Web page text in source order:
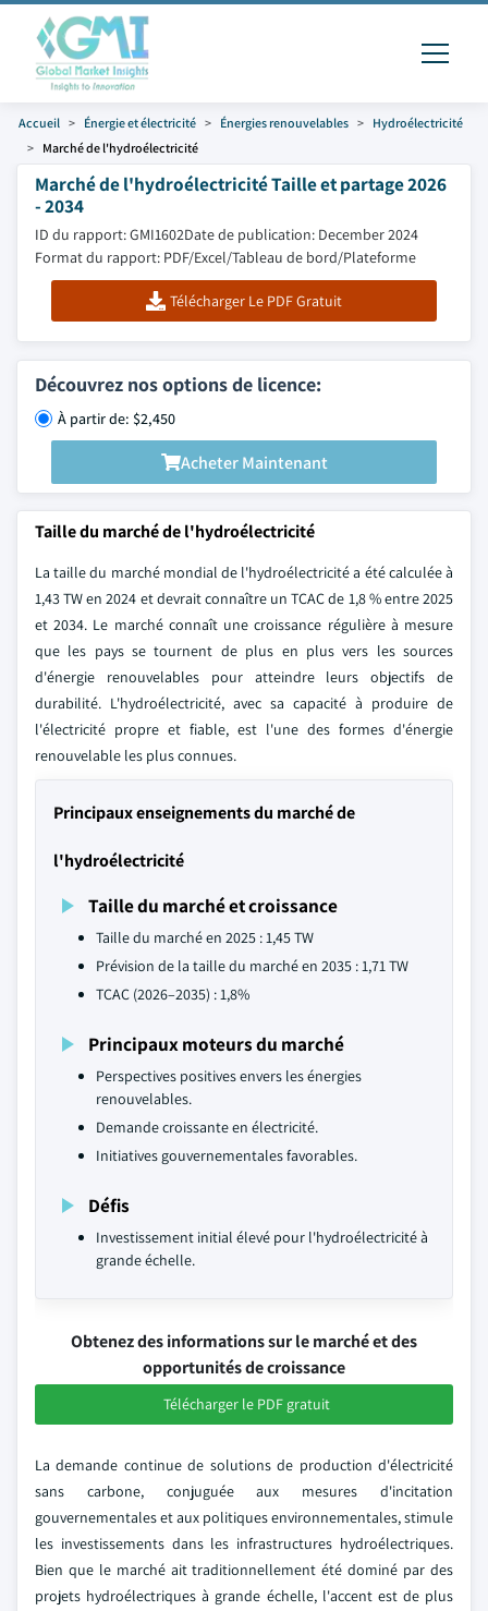
Accueil Énergie et électricité Énergies renouvelables
Hydroélectricité
Marché de l'hydroélectricité
Marché de l'hydroélectricité Taille et partage 2026
- 2034
ID du rapport: GMI1602Date de publication: December 2024
Format du rapport: PDF/Excel/Tableau de bord/Plateforme
Télécharger Le PDF Gratuit
Découvrez nos options de licence:
À partir de: $2,450
Acheter Maintenant
Taille du marché de l'hydroélectricité
La taille du marché mondial de l'hydroélectricité a été calculée à
1,43 TW en 2024 et devrait connaître un TCAC de 1,8 % entre 2025
et 2034. Le marché connaît une croissance régulière à mesure
que les pays se tournent de plus en plus vers les sources
d'énergie renouvelables pour atteindre leurs objectifs de
durabilité. L'hydroélectricité, avec sa capacité à produire de
l'électricité propre et fiable, est l'une des formes d'énergie
renouvelable les plus connues.
Principaux enseignements du marché de
l'hydroélectricité
Taille du marché et croissance
Taille du marché en 2025 : 1,45 TW
Prévision de la taille du marché en 2035 : 1,71 TW
TCAC (2026–2035) : 1,8%
Principaux moteurs du marché
Perspectives positives envers les énergies
renouvelables.
Demande croissante en électricité.
Initiatives gouvernementales favorables.
Défis
Investissement initial élevé pour l'hydroélectricité à
grande échelle.
Obtenez des informations sur le marché et des
opportunités de croissance
Télécharger le PDF gratuit
La demande continue de solutions de production d'électricité
sans carbone, conjuguée aux mesures d'incitation
gouvernementales et aux politiques environnementales, stimule
les investissements dans les infrastructures hydroélectriques.
Bien que le marché ait traditionnellement été dominé par des
projets hydroélectriques à grande échelle, l'accent est de plus